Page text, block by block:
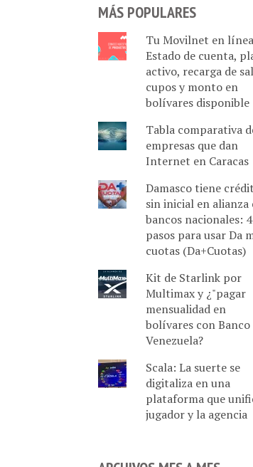
MÁS POPULARES
Tu Movilnet en
Estado de cuenta,
activo, recarga de
cupos y monto en
bolívares disponible
Tabla comparativa
empresas que dan
Internet en Caracas
Damasco tiene
sin inicial en alianza
bancos nacionales: 4
pasos para usar Da
cuotas (Da+Cuotas)
Kit de Starlink por
Multimax y ¿"pagar
mensualidad en
bolívares con Banco
Venezuela?
Scala: La suerte se
digitaliza en una
plataforma que
jugador y la agencia